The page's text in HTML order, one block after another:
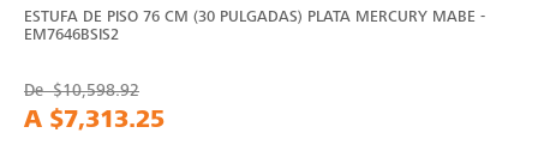
ESTUFA DE PISO 76 CM (30 PULGADAS) PLATA MERCURY MABE -
EM7646BSIS2
De$10,598.92
A $7,313.25